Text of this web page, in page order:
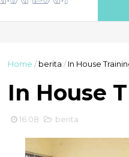
Home / berita / In House
In House
16.08 berita